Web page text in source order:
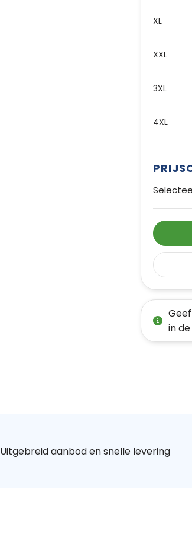
XL
XXL
3XL
4XL
in
Uitgebreid aanbod en snelle levering